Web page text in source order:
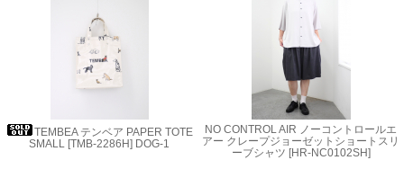
TEMBEA テンベア PAPER TOTE
SMALL [TMB-2286H] DOG-1
NO CONTROL AIR ノーコントロールエ
アー クレープジョーゼットショートスリ
ーブシャツ [HR-NC0102SH]